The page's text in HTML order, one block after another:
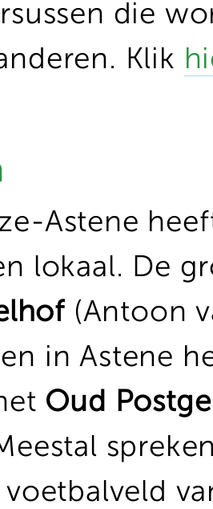
die
Klik
Astene
lokaal. De
(Antoon
in Astene
Oud
voetbalveld